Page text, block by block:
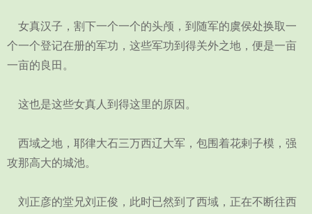
女真汉子，割下一个一个的头颅，到随军的虞侯处换取一
个一个登记在册的军功，这些军功到得关外之地，便是一亩
一亩的良田。
这也是这些女真人到得这里的原因。
西域之地，耶律大石三万西辽大军，包围着花剌子模，强
攻那高大的城池。
刘正彦的堂兄刘正俊，此时已然到了西域，正在不断往西